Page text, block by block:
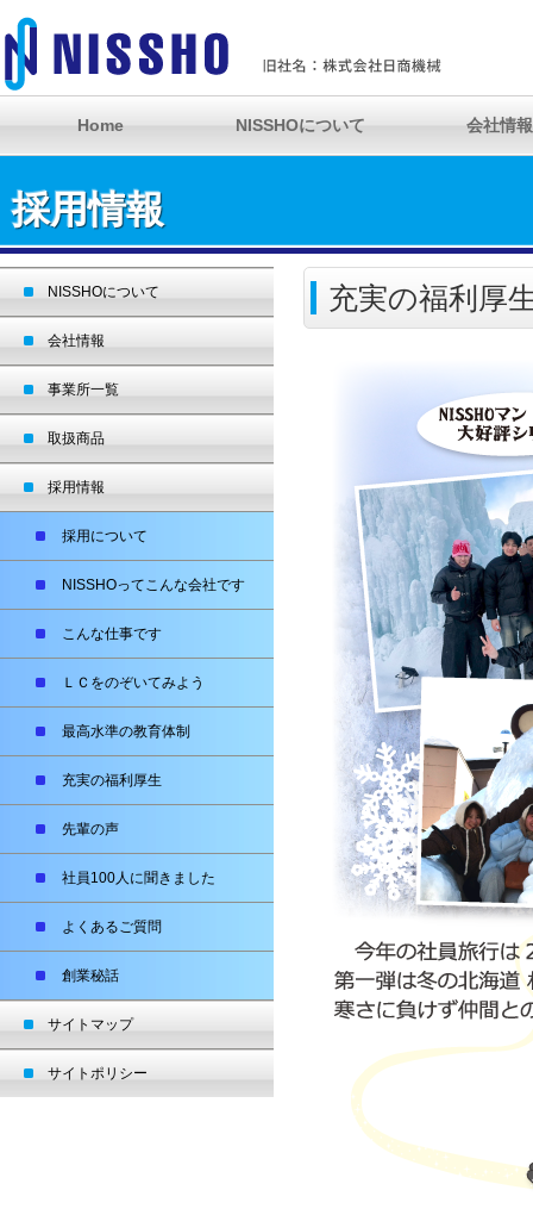
Home NISSHOについて 会社情報
採用情報
NISSHOについて
会社情報
事業所一覧
取扱商品
採用情報
採用について
NISSHOってこんな会社です
こんな仕事です
ＬＣをのぞいてみよう
最高水準の教育体制
充実の福利厚生
先輩の声
社員100人に聞きました
よくあるご質問
創業秘話
サイトマップ
サイトポリシー
充実の福利厚